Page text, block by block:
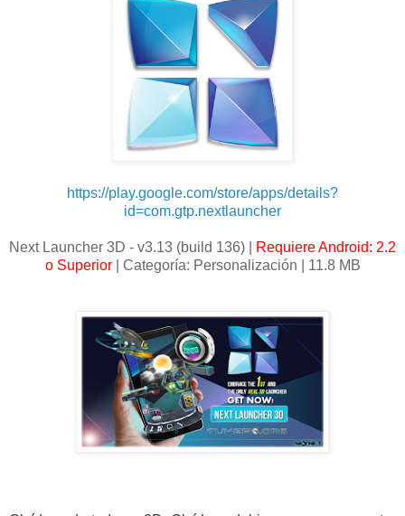
https://play.google.com/store/apps/details?
id=com.gtp.nextlauncher
Next Launcher 3D - v3.13 (build 136) |
Requiere Android: 2.2
o Superior| Categoría: Personalización | 11.8 MB